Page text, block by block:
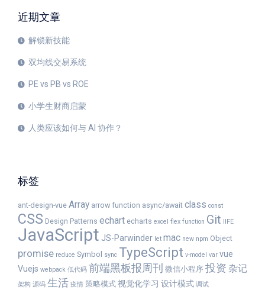
近期文章
解锁新技能
双均线交易系统
PE vs PB vs ROE
小学生财商启蒙
人类应该如何与 AI 协作？
标签
ant-design-vue Array arrow function async/await class const
CSS Design Patterns echart echarts excel flex function Git IIFE
JavaScript JS-Parwinder let mac new npm Object
promise reduce Symbol sync TypeScript v-model var vue
Vuejs webpack 低代码 前端黑板报周刊 微信小程序 投资 杂记
架构 源码 生活 疫情 策略模式 视觉化学习 设计模式 调试